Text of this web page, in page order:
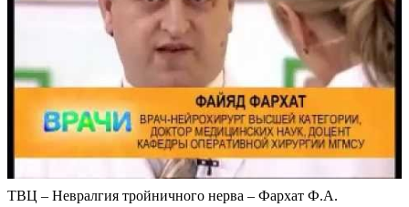
ТВЦ – Невралгия тройничного нерва – Фархат Ф.А.